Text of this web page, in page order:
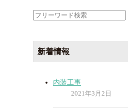
検
新着情報
内装工事
2021年3月2日